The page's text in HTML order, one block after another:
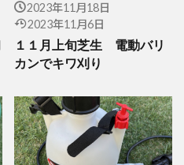
2023年11月18日
2023年11月6日
１１月上旬芝生 電動バリ
カンでキワ刈り